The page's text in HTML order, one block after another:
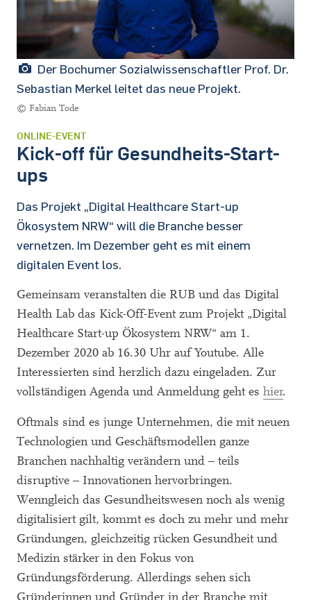
Der Bochumer Sozialwissenschaftler Prof. Dr.
Sebastian Merkel leitet das neue Projekt.
© Fabian Tode
ONLINE-EVENT
Kick-off für Gesundheits-Start-
ups
Das Projekt „Digital Healthcare Start-up
Ökosystem NRW“ will die Branche besser
vernetzen. Im Dezember geht es mit einem
digitalen Event los.
Gemeinsam veranstalten die RUB und das Digital
Health Lab das Kick-Off-Event zum Projekt „Digital
Healthcare Start-up Ökosystem NRW“ am 1.
Dezember 2020 ab 16.30 Uhr auf Youtube. Alle
Interessierten sind herzlich dazu eingeladen. Zur
vollständigen Agenda und Anmeldung geht es hier.
Oftmals sind es junge Unternehmen, die mit neuen
Technologien und Geschäftsmodellen ganze
Branchen nachhaltig verändern und – teils
disruptive – Innovationen hervorbringen.
Wenngleich das Gesundheitswesen noch als wenig
digitalisiert gilt, kommt es doch zu mehr und mehr
Gründungen, gleichzeitig rücken Gesundheit und
Medizin stärker in den Fokus von
Gründungsförderung. Allerdings sehen sich
Gründerinnen und Gründer in der Branche mit